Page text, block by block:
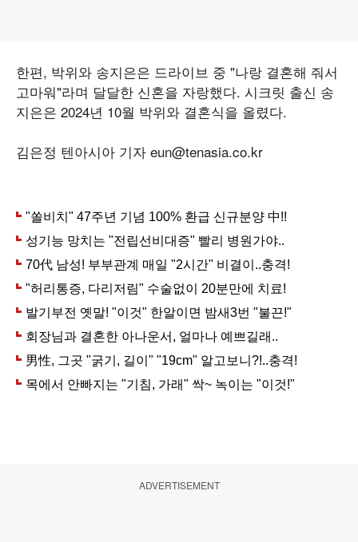
한편, 박위와 송지은은 드라이브 중 "나랑 결혼해 줘서
고마워"라며 달달한 신혼을 자랑했다. 시크릿 출신 송
지은은 2024년 10월 박위와 결혼식을 올렸다.
김은정 텐아시아 기자 eun@tenasia.co.kr
ADVERTISEMENT